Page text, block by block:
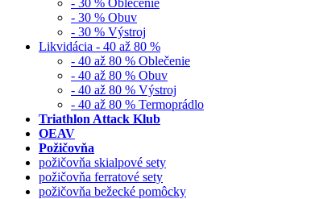
- 30 % Oblečenie
- 30 % Obuv
- 30 % Výstroj
Likvidácia - 40 až 80 %
- 40 až 80 % Oblečenie
- 40 až 80 % Obuv
- 40 až 80 % Výstroj
- 40 až 80 % Termoprádlo
Triathlon Attack Klub
OEAV
Požičovňa
požičovňa skialpové sety
požičovňa ferratové sety
požičovňa bežecké pomôcky